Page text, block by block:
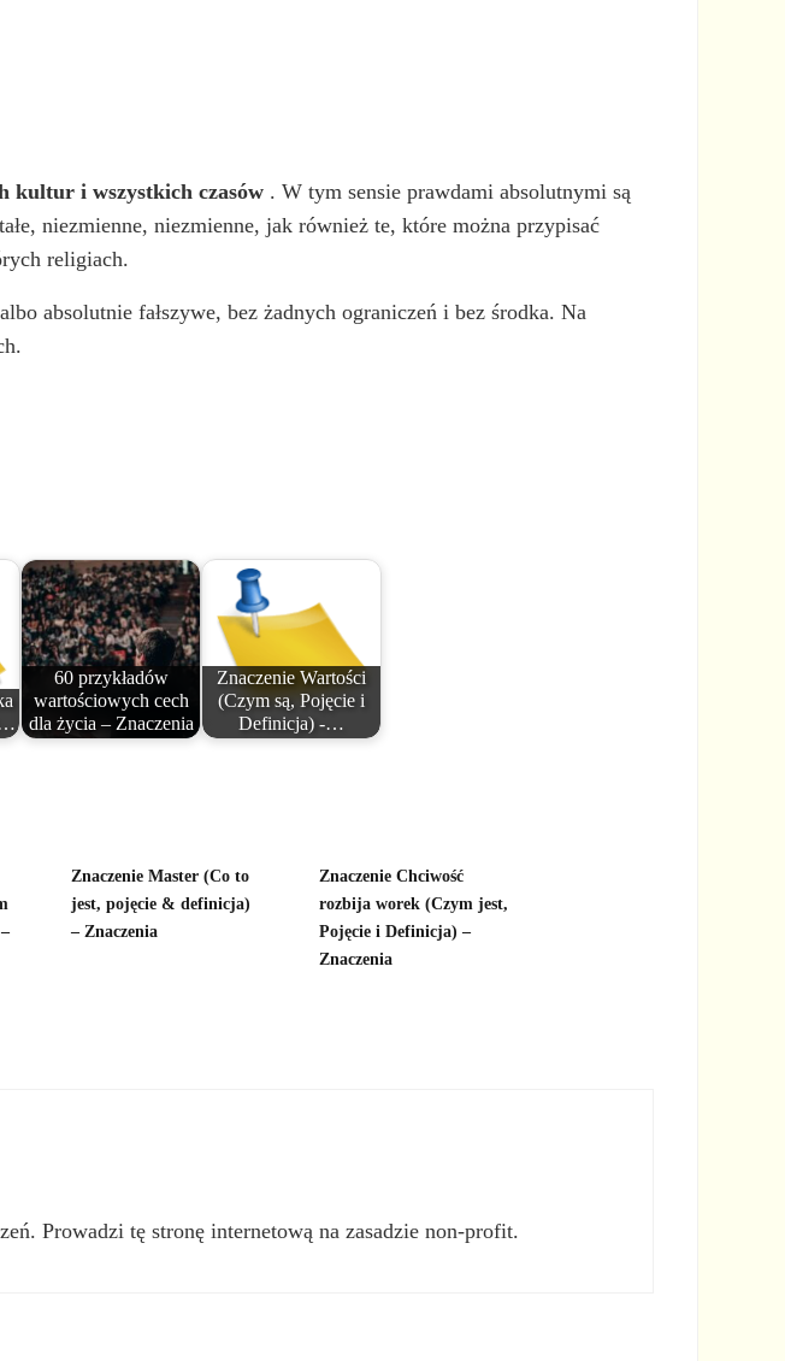
kultur i wszystkich czasów . W tym sensie prawdami absolutnymi są
niezmienne, niezmienne, jak również te, które można przypisać
religiach.
absolutnie fałszywe, bez żadnych ograniczeń i bez środka. Na
60 przykładów
wartościowych cech
dla życia – Znaczenia
Znaczenie Wartości
(Czym są, Pojęcie i
Definicja) -…
Znaczenie Master (Co to
jest, pojęcie & definicja)
– Znaczenia
Znaczenie Chciwość
rozbija worek (Czym jest,
Pojęcie i Definicja) –
Znaczenia
Prowadzi tę stronę internetową na zasadzie non-profit.